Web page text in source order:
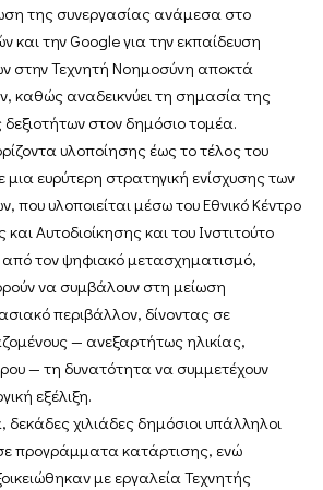
της συνεργασίας ανάμεσα στο
και την Google για την εκπαίδευση
στην Τεχνητή Νοημοσύνη αποκτά
καθώς αναδεικνύει τη σημασία της
στον δημόσιο τομέα.
υλοποίησης έως το τέλος του
ευρύτερη στρατηγική ενίσχυσης των
που υλοποιείται μέσω του Εθνικό Κέντρο
Αυτοδιοίκησης και του Ινστιτούτο
τον ψηφιακό μετασχηματισμό,
να συμβάλουν στη μείωση
περιβάλλον, δίνοντας σε
— ανεξαρτήτως ηλικίας,
— τη δυνατότητα να συμμετέχουν
εξέλιξη.
δεκάδες χιλιάδες δημόσιοι υπάλληλοι
προγράμματα κατάρτισης, ενώ
με εργαλεία Τεχνητής